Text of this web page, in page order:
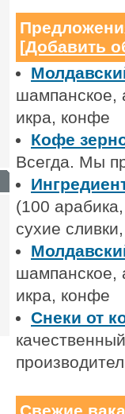
[Добавить
шампанское,
икра, конфе
Кофе
Всегда. Мы
(100
сухие сливки,
шампанское,
икра, конфе
Снеки от
Сайт с
от 6500 руб.